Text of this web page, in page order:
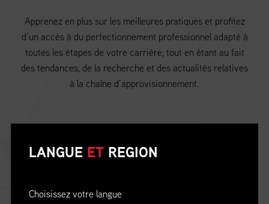
Apprenez en plus sur les meilleures pratiques et profitez
d’un accès à du perfectionnement professionnel adapté à
toutes les étapes de votre carrière, tout en étant au fait
des tendances, de la recherche et des actualités relatives
à la chaîne d’approvisionnement.
LANGUE ETREGION
Choisissez votre langue